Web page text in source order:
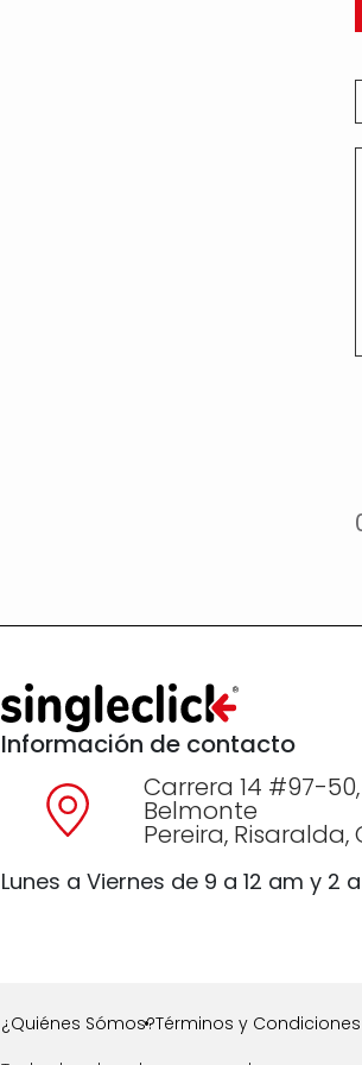
Información de contacto
Carrera 14 #97-
Belmonte
Pereira,
Lunes a Viernes de 9 a 12 am y 2
¿Quiénes Sómos?Términos y